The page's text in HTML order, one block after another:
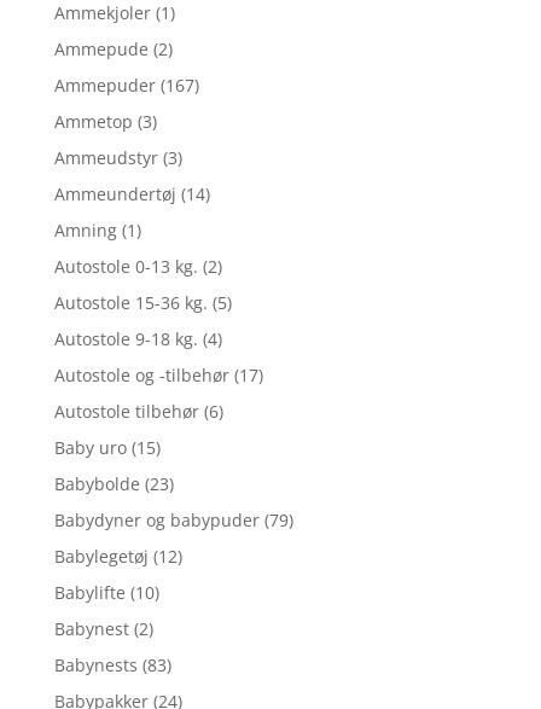
Ammekjoler (1)
Ammepude (2)
Ammepuder (167)
Ammetop (3)
Ammeudstyr (3)
Ammeundertøj (14)
Amning (1)
Autostole 0-13 kg. (2)
Autostole 15-36 kg. (5)
Autostole 9-18 kg. (4)
Autostole og -tilbehør (17)
Autostole tilbehør (6)
Baby uro (15)
Babybolde (23)
Babydyner og babypuder (79)
Babylegetøj (12)
Babylifte (10)
Babynest (2)
Babynests (83)
Babypakker (24)